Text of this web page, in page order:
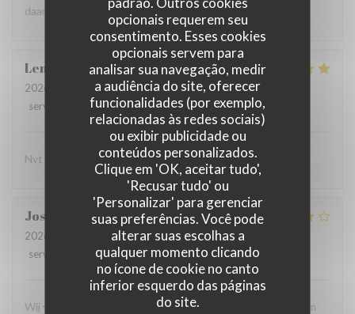
opcionais requerem seu
consentimento. Esses cookies
opcionais servem para
analisar sua navegação, medir
a audiência do site, oferecer
funcionalidades (por exemplo,
relacionadas às redes sociais)
ou exibir publicidade ou
conteúdos personalizados.
Clique em 'OK, aceitar tudo',
'Recusar tudo' ou
'Personalizar' para gerenciar
suas preferências. Você pode
alterar suas escolhas a
qualquer momento clicando
no ícone de cookie no canto
inferior esquerdo das páginas
do site.
daar nog veel verbetering in kan komen
Leny
2026-07-29
- 17:30 - guests 3
service
ambience: 5/5 menu : 5/5 quality_price
Nvt
Jos
2026-07-24
- 19:00 - guests 2
service
ambience:5/5 menu:4/5 quality_price
Wij vinden shareable fusion gerechten heerlijk. Wellicht om